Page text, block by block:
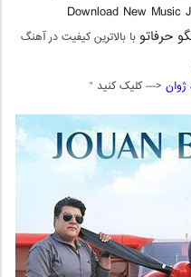
Download New Music
حرفاتوبا بالاترین کیفیت در آهنگ
ژوان <— کلیک کنید “